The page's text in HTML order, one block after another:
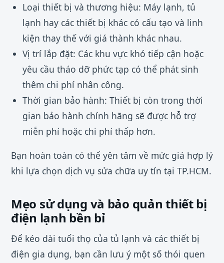
Loại thiết bị và thương hiệu: Máy lạnh, tủ
lạnh hay các thiết bị khác có cấu tạo và linh
kiện thay thế với giá thành khác nhau.
Vị trí lắp đặt: Các khu vực khó tiếp cận hoặc
yêu cầu tháo dỡ phức tạp có thể phát sinh
thêm chi phí nhân công.
Thời gian bảo hành: Thiết bị còn trong thời
gian bảo hành chính hãng sẽ được hỗ trợ
miễn phí hoặc chi phí thấp hơn.
Bạn hoàn toàn có thể yên tâm về mức giá hợp lý
khi lựa chọn dịch vụ sửa chữa uy tín tại TP.HCM.
Mẹo sử dụng và bảo quản thiết bị
điện lạnh bền bỉ
Để kéo dài tuổi thọ của tủ lạnh và các thiết bị
điện gia dụng, bạn cần lưu ý một số thói quen